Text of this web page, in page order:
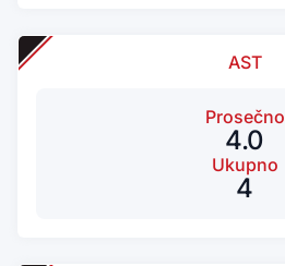
AST
Prosečno
4.0
Ukupno
4